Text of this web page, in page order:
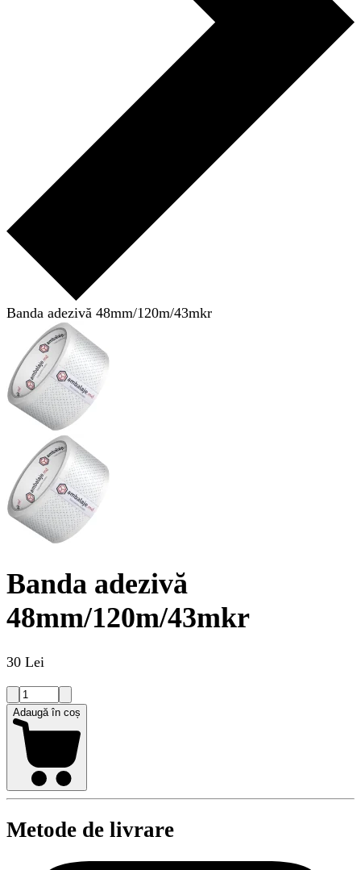
Banda adezivă 48mm/120m/43mkr
Banda adezivă
48mm/120m/43mkr
30 Lei
Adaugă în coș
Metode de livrare